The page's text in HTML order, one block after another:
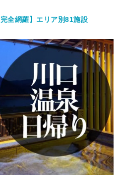
全網羅】エリア別81施設